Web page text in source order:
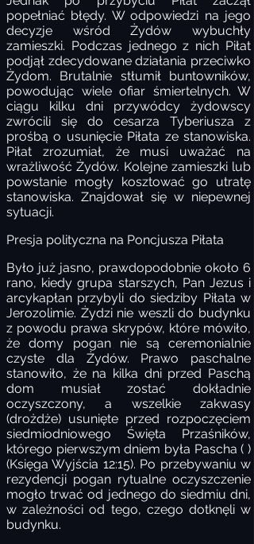
popełniać błędy. W odpowiedzi na jego
decyzje wśród Żydów wybuchły
zamieszki. Podczas jednego z nich Piłat
podjął zdecydowane działania przeciwko
Żydom. Brutalnie stłumił buntowników,
powodując wiele ofiar śmiertelnych. W
ciągu kilku dni przywódcy żydowscy
zwrócili się do cesarza Tyberiusza z
prośbą o usunięcie Piłata ze stanowiska.
Piłat zrozumiał, że musi uważać na
wrażliwość Żydów. Kolejne zamieszki lub
powstanie mogły kosztować go utratę
stanowiska. Znajdował się w niepewnej
sytuacji.
Presja polityczna na Poncjusza Piłata
Było już jasno, prawdopodobnie około 6
rano, kiedy grupa starszych, Pan Jezus i
arcykapłan przybyli do siedziby Piłata w
Jerozolimie. Żydzi nie weszli do budynku
z powodu prawa skrypów, które mówiło,
że domy pogan nie są ceremonialnie
czyste dla Żydów. Prawo paschalne
stanowiło, że na kilka dni przed Paschą
dom musiał zostać dokładnie
oczyszczony, a wszelkie zakwasy
(drożdże) usunięte przed rozpoczęciem
siedmiodniowego Święta Przaśników,
którego pierwszym dniem była Pascha ( )
(Księga Wyjścia 12:15). Po przebywaniu w
rezydencji pogan rytualne oczyszczenie
mogło trwać od jednego do siedmiu dni,
w zależności od tego, czego dotknęli w
budynku.